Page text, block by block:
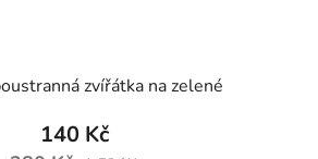
zvířátka na zelené
140 Kč